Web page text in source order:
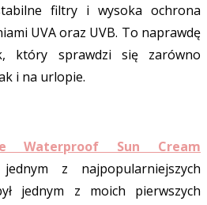
filtry i wysoka ochrona
UVA oraz UVB. To naprawdę
który sprawdzi się zarówno
i na urlopie.
Waterproof Sun Cream
z najpopularniejszych
jednym z moich pierwszych